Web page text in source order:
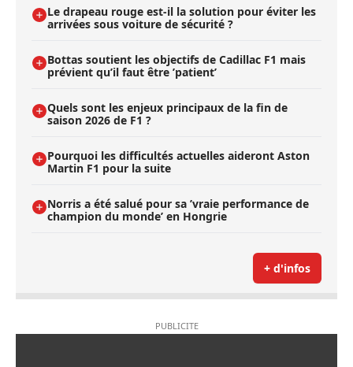
Le drapeau rouge est-il la solution pour éviter les
arrivées sous voiture de sécurité ?
Bottas soutient les objectifs de Cadillac F1 mais
prévient qu’il faut être ’patient’
Quels sont les enjeux principaux de la fin de
saison 2026 de F1 ?
Pourquoi les difficultés actuelles aideront Aston
Martin F1 pour la suite
Norris a été salué pour sa ’vraie performance de
champion du monde’ en Hongrie
+ d'infos